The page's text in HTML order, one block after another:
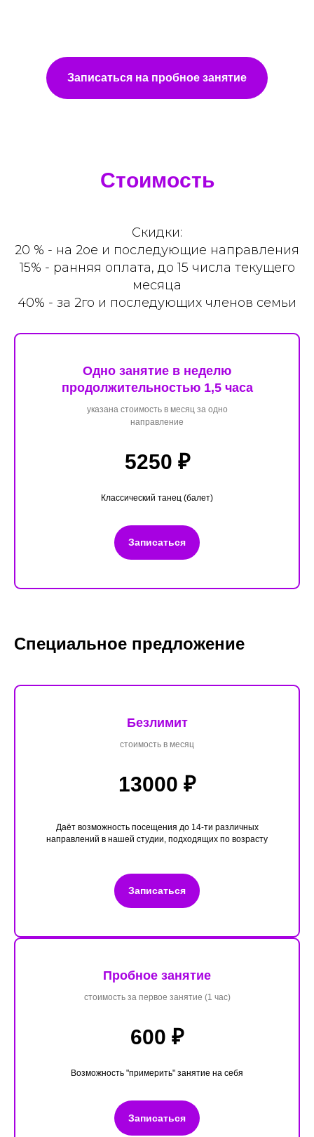
Записаться на пробное занятие
Стоимость
Скидки:
20 % - на 2ое и последующие направления
15% - ранняя оплата, до 15 числа текущего
месяца
40% - за 2го и последующих членов семьи
Одно занятие в неделю
продолжительностью 1,5 часа
указана стоимость в месяц за одно
направление
5250 ₽
Классический танец (балет)
Записаться
Специальное предложение
Безлимит
стоимость в месяц
13000 ₽
Даёт возможность посещения до 14-ти различных
направлений в нашей студии, подходящих по возрасту
Записаться
Пробное занятие
стоимость за первое занятие (1 час)
600 ₽
Возможность "примерить" занятие на себя
Записаться